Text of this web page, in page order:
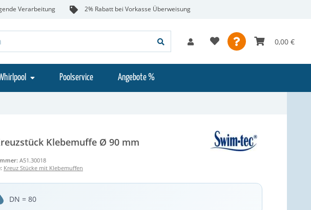
Verarbeitung 2% Rabatt bei Vorkasse Überweisung
0,00 €
Poolservice Angebote %
Klebemuffe Ø 90 mm
A51.30018
Kreuz Stücke mit Klebemuffen
DN = 80